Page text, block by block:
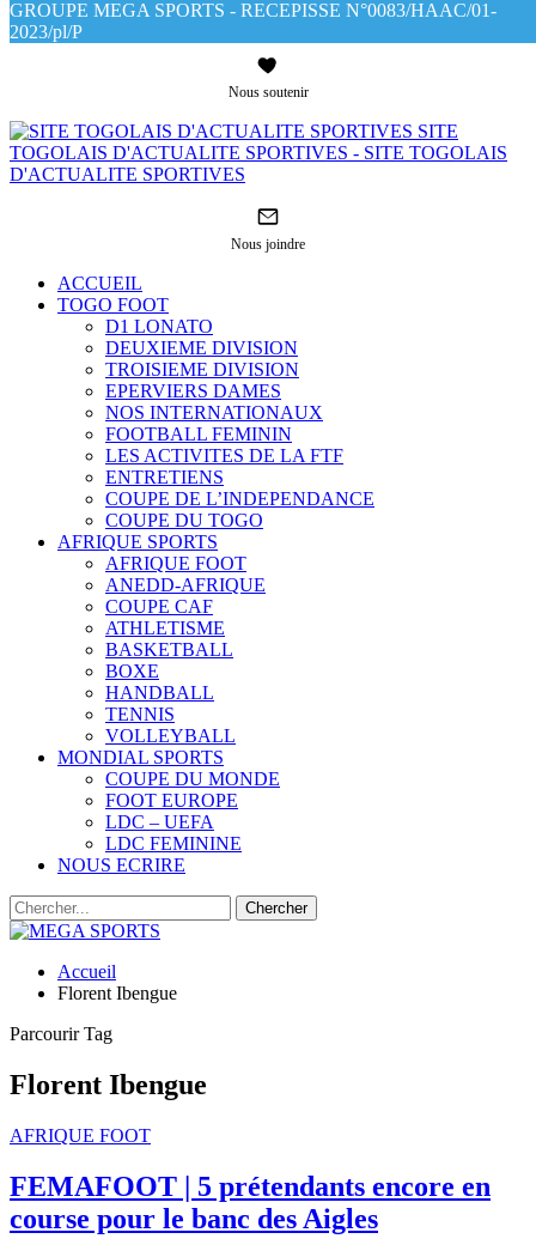
GROUPE MEGA SPORTS - RECEPISSE N°0083/HAAC/01-
2023/pl/P
Nous soutenir
SITE
TOGOLAIS D'ACTUALITE SPORTIVES - SITE TOGOLAIS
D'ACTUALITE SPORTIVES
Nous joindre
ACCUEIL
TOGO FOOT
D1 LONATO
DEUXIEME DIVISION
TROISIEME DIVISION
EPERVIERS DAMES
NOS INTERNATIONAUX
FOOTBALL FEMININ
LES ACTIVITES DE LA FTF
ENTRETIENS
COUPE DE L’INDEPENDANCE
COUPE DU TOGO
AFRIQUE SPORTS
AFRIQUE FOOT
ANEDD-AFRIQUE
COUPE CAF
ATHLETISME
BASKETBALL
BOXE
HANDBALL
TENNIS
VOLLEYBALL
MONDIAL SPORTS
COUPE DU MONDE
FOOT EUROPE
LDC – UEFA
LDC FEMININE
NOUS ECRIRE
Accueil
Florent Ibengue
Parcourir Tag
Florent Ibengue
AFRIQUE FOOT
FEMAFOOT | 5 prétendants encore en
course pour le banc des Aigles